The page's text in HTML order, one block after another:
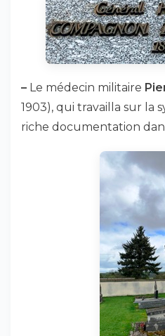
– Le médecin militaire
1903), qui travailla sur la
riche documentation